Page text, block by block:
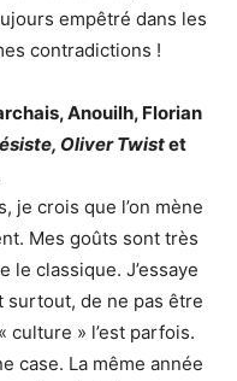
empêtré dans les
contradictions !
Anouilh, Florian
Oliver Twistet
je crois que l’on mène
Mes goûts sont très
le classique. J’essaye
surtout, de ne pas être
culture » l’est parfois.
case. La même année